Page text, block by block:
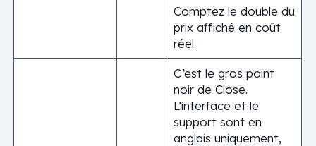
Comptez le double du
prix affiché en coût
réel.
C’est le gros point
noir de Close.
L’interface et le
support sont en
anglais uniquement,